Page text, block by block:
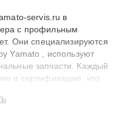
servis.ru в
с профильным
Они специализируются
Yamato , используют
запчасти. Каждый
и сертификацию, что
гарантии до 3 лет.